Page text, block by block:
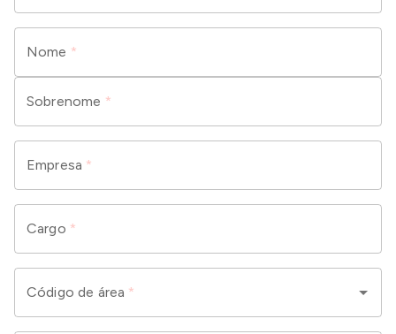
Nome *
Sobrenome *
Empresa *
Cargo *
Código de área *